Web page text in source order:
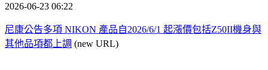
2026-06-23 06:22
尼康公告多項 NIKON 產品自2026/6/1 起漲價包括Z50II機身與
其他品項都上調 (new URL)